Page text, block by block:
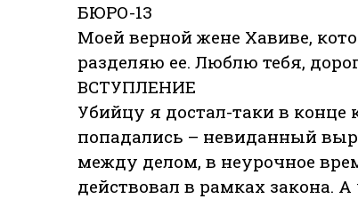
БЮРО-13
Моей верной жене Хавиве,
разделяю ее. Люблю тебя,
ВСТУПЛЕНИЕ
Убийцу я достал-таки в конце
попадались – невиданный
между делом, в неурочное
действовал в рамках закона.